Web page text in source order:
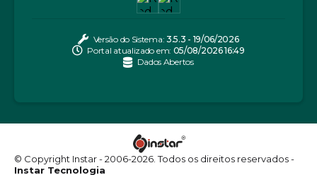
Versão do Sistema: 3.5.3 - 19/06/2026
Portal atualizado em: 05/08/2026 16:49
Dados Abertos
© Copyright Instar - 2006-2026. Todos os direitos reservados -
Instar Tecnologia